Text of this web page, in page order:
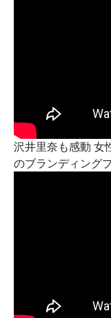
沢井里奈も感動 女
のブランディング